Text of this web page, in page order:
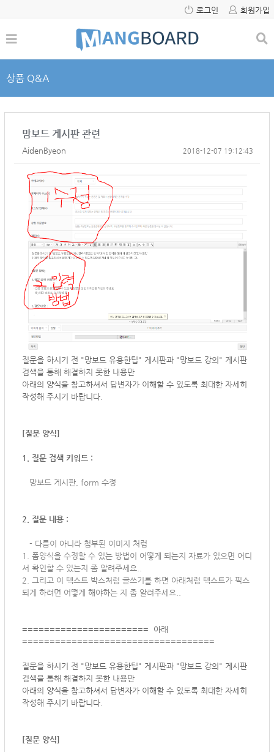
로그인 회원가입
상품 Q&A
맘보드 게시판 관련
AidenByeon 2018-12-07 19:12:43
질문을 하시기 전 "망보드 유용한팁" 게시판과 "망보드 강의" 게시판
검색을 통해 해결하지 못한 내용만
아래의 양식을 참고하셔서 답변자가 이해할 수 있도록 최대한 자세히
작성해 주시기 바랍니다.
[질문 양식]
1. 질문 검색 키워드 :
망보드 게시판, form 수정
2. 질문 내용 :
- 다름이 아니라 첨부된 이미지 처럼
1. 폼양식을 수정할 수 있는 방법이 어떻게 되는지 자료가 있으면 어디
서 확인할 수 있는지 좀 알려주세요..
2. 그리고 이 텍스트 박스처럼 글쓰기를 하면 아래처럼 텍스트가 픽스
되게 하려면 어떻게 해야하는 지 좀 알려주세요..
======================= 아래
===================================
질문을 하시기 전 "망보드 유용한팁" 게시판과 "망보드 강의" 게시판
검색을 통해 해결하지 못한 내용만
아래의 양식을 참고하셔서 답변자가 이해할 수 있도록 최대한 자세히
작성해 주시기 바랍니다.
[질문 양식]